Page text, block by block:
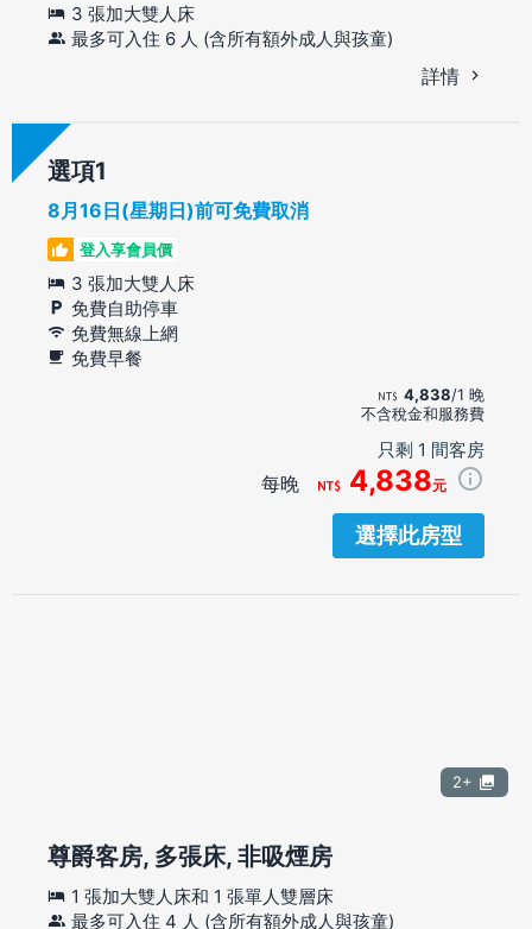
3 張加大雙人床
最多可入住 6 人 (含所有額外成人與孩童)
詳情
選項
8月16日(星期日)前可免費取消
登入享會員價
3 張加大雙人床
免費自助停車
免費無線上網
免費早餐
4,838/1 晚
不含稅金和服務費
只剩 1 間客房
每晚 4,838元
選擇此房型
2+
尊爵客房, 多張床, 非吸煙房
1 張加大雙人床和 1 張單人雙層床
最多可入住 4 人 (含所有額外成人與孩童)